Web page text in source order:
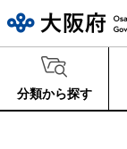
分類から探す